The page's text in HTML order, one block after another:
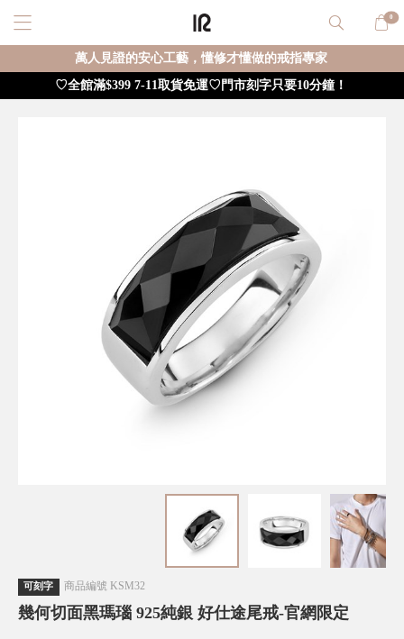
0
萬人見證的安心工藝，懂修才懂做的戒指專家
♡全館滿$399 7-11取貨免運♡門市刻字只要10分鐘！
可刻字 商品編號 KSM32
幾何切面黑瑪瑙 925純銀 好仕途尾戒-官網限定